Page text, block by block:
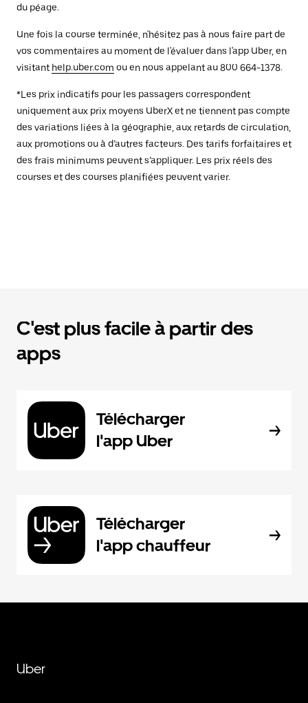
du péage.
Une fois la course terminée, n'hésitez pas à nous faire part de
vos commentaires au moment de l'évaluer dans l'app Uber, en
visitant help.uber.com ou en nous appelant au 800 664-1378.
*Les prix indicatifs pour les passagers correspondent
uniquement aux prix moyens UberX et ne tiennent pas compte
des variations liées à la géographie, aux retards de circulation,
aux promotions ou à d’autres facteurs. Des tarifs forfaitaires et
des frais minimums peuvent s’appliquer. Les prix réels des
courses et des courses planifiées peuvent varier.
C'est plus facile à partir des
apps
Télécharger
l'app Uber
Télécharger
l'app chauffeur
Uber